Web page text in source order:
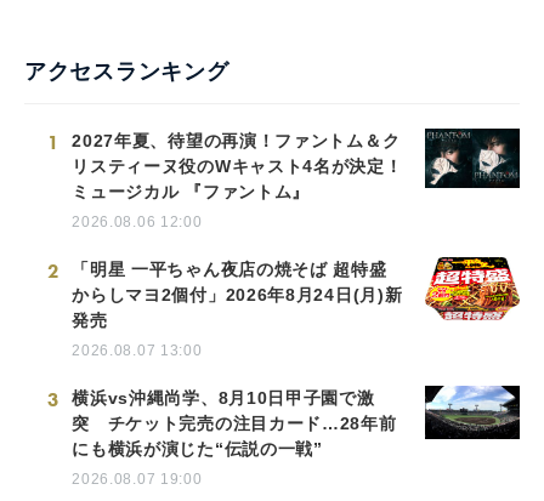
アクセスランキング
1
2027年夏、待望の再演！ファントム＆ク
リスティーヌ役のWキャスト4名が決定！
ミュージカル 『ファントム』
2026.08.06 12:00
2
「明星 一平ちゃん夜店の焼そば 超特盛
からしマヨ2個付」2026年8月24日(月)新
発売
2026.08.07 13:00
3
横浜vs沖縄尚学、8月10日甲子園で激
突 チケット完売の注目カード…28年前
にも横浜が演じた“伝説の一戦”
2026.08.07 19:00